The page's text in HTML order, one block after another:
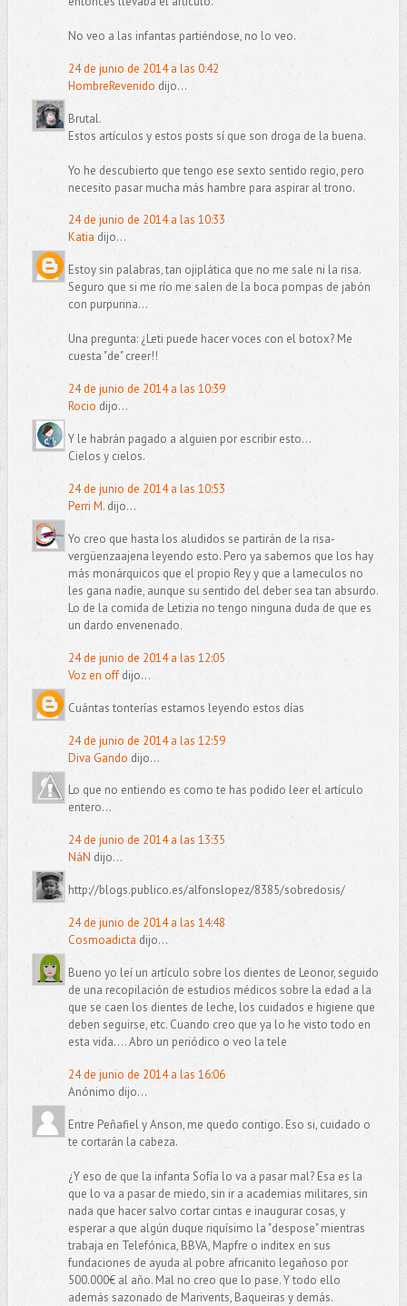
No veo a las infantas partiéndose, no lo veo.
24 de junio de 2014 a las 0:42
HombreRevenido dijo...
Brutal.
Estos artículos y estos posts sí que son droga de la buena.
Yo he descubierto que tengo ese sexto sentido regio, pero
necesito pasar mucha más hambre para aspirar al trono.
24 de junio de 2014 a las 10:33
Katia dijo...
Estoy sin palabras, tan ojiplática que no me sale ni la risa.
Seguro que si me río me salen de la boca pompas de jabón
con purpurina...
Una pregunta: ¿Leti puede hacer voces con el botox? Me
cuesta "de" creer!!
24 de junio de 2014 a las 10:39
Rocio dijo...
Y le habrán pagado a alguien por escribir esto...
Cielos y cielos.
24 de junio de 2014 a las 10:53
Perri M.dijo...
Yo creo que hasta los aludidos se partirán de la risa-
vergüenzaajena leyendo esto. Pero ya sabemos que los hay
más monárquicos que el propio Rey y que a lameculos no
les gana nadie, aunque su sentido del deber sea tan absurdo.
Lo de la comida de Letizia no tengo ninguna duda de que es
un dardo envenenado.
24 de junio de 2014 a las 12:05
Voz en offdijo...
Cuántas tonterías estamos leyendo estos días
24 de junio de 2014 a las 12:59
Diva Gando dijo...
Lo que no entiendo es como te has podido leer el artículo
entero...
24 de junio de 2014 a las 13:35
NáN dijo...
http://blogs.publico.es/alfonslopez/8385/sobredosis/
24 de junio de 2014 a las 14:48
Cosmoadicta dijo...
Bueno yo leí un artículo sobre los dientes de Leonor, seguido
de una recopilación de estudios médicos sobre la edad a la
que se caen los dientes de leche, los cuidados e higiene que
deben seguirse, etc. Cuando creo que ya lo he visto todo en
esta vida.... Abro un periódico o veo la tele
24 de junio de 2014 a las 16:06
Anónimo dijo...
Entre Peñafiel y Anson, me quedo contigo. Eso si, cuidado o
te cortarán la cabeza.
¿Y eso de que la infanta Sofía lo va a pasar mal? Esa es la
que lo va a pasar de miedo, sin ir a academias militares, sin
nada que hacer salvo cortar cintas e inaugurar cosas, y
esperar a que algún duque riquísimo la "despose" mientras
trabaja en Telefónica, BBVA, Mapfre o inditex en sus
fundaciones de ayuda al pobre africanito legañoso por
500.000€ al año. Mal no creo que lo pase. Y todo ello
además sazonado de Marivents, Baqueiras y demás.